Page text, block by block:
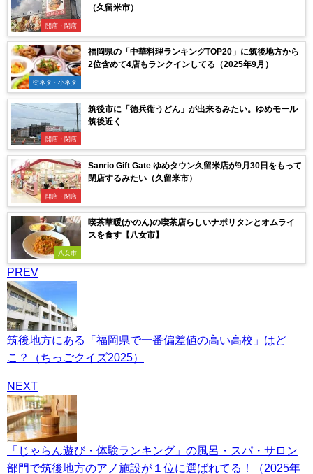
開店・閉店
（久留米市）
街ネタ・小ネタ
福岡県の「中華料理ランキングTOP20」に筑後地方から
2位含めて4店もランクインしてる（2025年9月）
開店・閉店
筑後市に「徳兵衛うどん」が出来るみたい。ゆめモール
筑後近く
開店・閉店
Sanrio Gift Gate ゆめタウン久留米店が9月30日をもって
閉店するみたい（久留米市）
八女市
喫茶華暖(かのん)の喫茶店らしいナポリタンとオムライ
スを食す【八女市】
PREV
筑後地方にある「福岡県で一番偏差値の高い高校」はど
こ？（ちっごクイズ2025）
NEXT
「じゃらん遊び・体験ランキング」の風呂・スパ・サロン
部門で筑後地方のアノ施設が１位に選ばれてる！（2025年